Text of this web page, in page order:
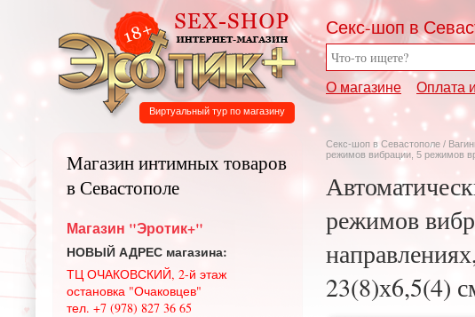
Секс-шоп в
О магазине Оплата
Виртуальный тур по магазину
Секс-шоп в Севастополе /
режимов вибрации, 5 режимов
режимов
23(8)х6,5(4)
Магазин интимных товаров
в Севастополе
Магазин "Эротик+"
НОВЫЙ АДРЕС магазина:
ТЦ ОЧАКОВСКИЙ, 2-й этаж
остановка "Очаковцев"
тел. +7 (978) 827 36 65